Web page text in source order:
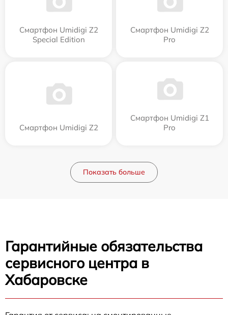
Смартфон Umidigi Z2
Special Edition
Смартфон Umidigi Z2
Pro
Смартфон Umidigi Z2
Смартфон Umidigi Z1
Pro
Показать больше
Гарантийные обязательства
сервисного центра в
Хабаровске